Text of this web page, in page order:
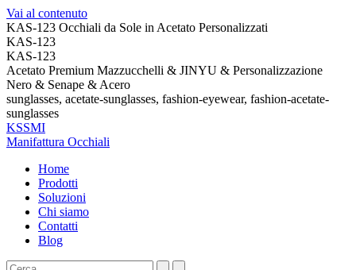
Vai al contenuto
KAS-123 Occhiali da Sole in Acetato Personalizzati
KAS-123
KAS-123
Acetato Premium Mazzucchelli & JINYU & Personalizzazione
Nero & Senape & Acero
sunglasses, acetate-sunglasses, fashion-eyewear, fashion-acetate-
sunglasses
KSSMI
Manifattura Occhiali
Home
Prodotti
Soluzioni
Chi siamo
Contatti
Blog